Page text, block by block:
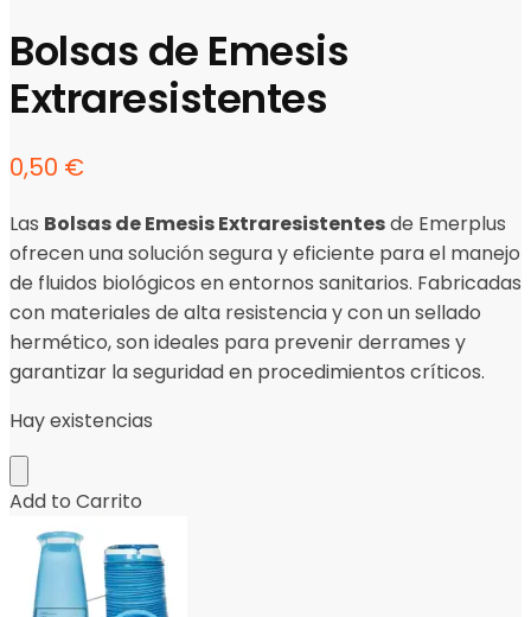
Bolsas de Emesis
Extraresistentes
0,50 €
Las Bolsas de Emesis Extraresistentesde Emerplus
ofrecen una solución segura y eficiente para el manejo
de fluidos biológicos en entornos sanitarios. Fabricadas
con materiales de alta resistencia y con un sellado
hermético, son ideales para prevenir derrames y
garantizar la seguridad en procedimientos críticos.
Hay existencias
Add to Carrito